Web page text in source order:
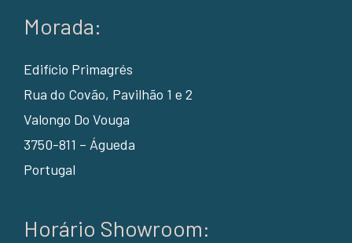
Morada:
Edifício Primagrés
Rua do Covão, Pavilhão 1 e 2
Valongo Do Vouga
3750-811 – Águeda
Portugal
Horário Showroom: